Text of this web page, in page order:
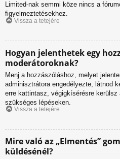
Limited-nak semmi köze nincs a
figyelmeztetésekhez.
Vissza a tetejére
Hogyan jelenthetek egy
moderátoroknak?
Menj a hozzászóláshoz, melyet
adminisztrátora engedélyezte, látnod
erre kattintasz, végigkísérésre kerülsz
szükséges lépéseken.
Vissza a tetejére
Mire való az „Elmentés”
küldésénél?